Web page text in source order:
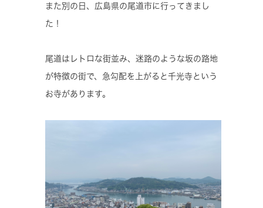
また別の日、広島県の尾道市に行ってきまし
た！
尾道はレトロな街並み、迷路のような坂の路地
が特徴の街で、急勾配を上がると千光寺という
お寺があります。